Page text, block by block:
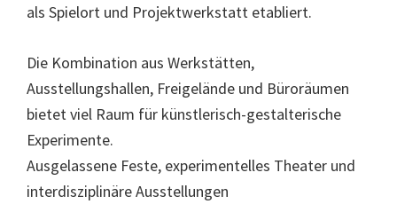
als Spielort und Projektwerkstatt etabliert.
Die Kombination aus Werkstätten,
Ausstellungshallen, Freigelände und Büroräumen
bietet viel Raum für künstlerisch-gestalterische
Experimente.
Ausgelassene Feste, experimentelles Theater und
interdisziplinäre Ausstellungen